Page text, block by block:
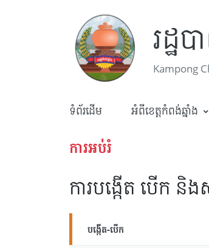
រដ្ឋ
Kampong
ទំព័រដើម អំពីខេត្តកំពង់ឆ្នាំង
ការអប់រំ
ការបង្កើត បើក
បង្កើត-បើក